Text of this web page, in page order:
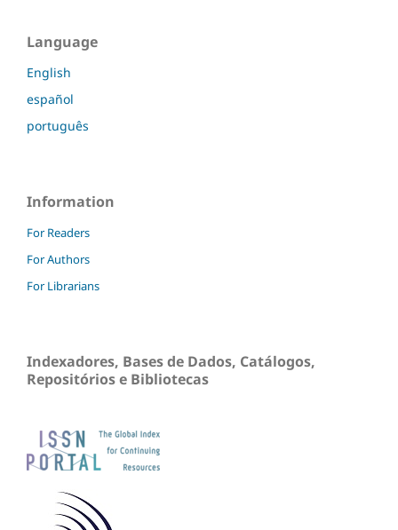
Language
English
español
português
Information
For Readers
For Authors
For Librarians
Indexadores, Bases de Dados, Catálogos,
Repositórios e Bibliotecas